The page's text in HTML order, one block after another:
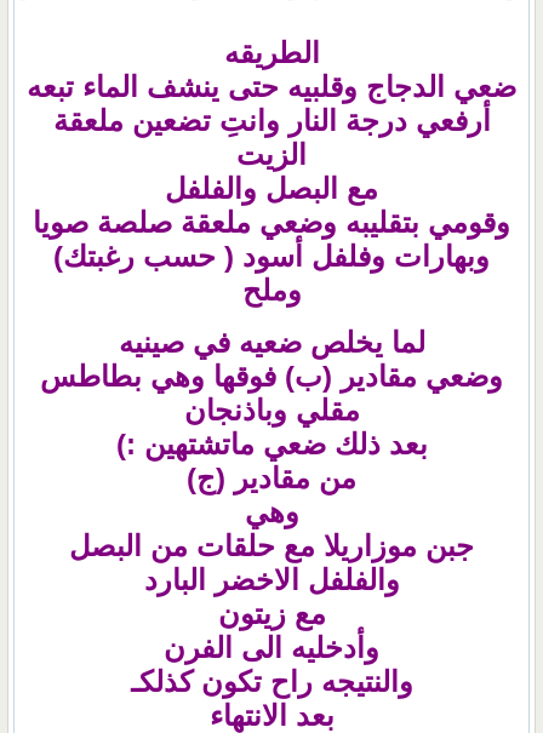
الطريقه
ضعي الدجاج وقلبيه حتى ينشف الماء تبعه
أرفعي درجة النار وانتِ تضعين ملعقة
الزيت
مع البصل والفلفل
وقومي بتقليبه وضعي ملعقة صلصة صويا
وبهارات وفلفل أسود ( حسب رغبتك)
وملح
لما يخلص ضعيه في صينيه
وضعي مقادير (ب) فوقها وهي بطاطس
مقلي وباذنجان
بعد ذلك ضعي ماتشتهين :)
من مقادير (ج)
وهي
جبن موزاريلا مع حلقات من البصل
والفلفل الاخضر البارد
مع زيتون
وأدخليه الى الفرن
والنتيجه راح تكون كذلكـ
بعد الانتهاء